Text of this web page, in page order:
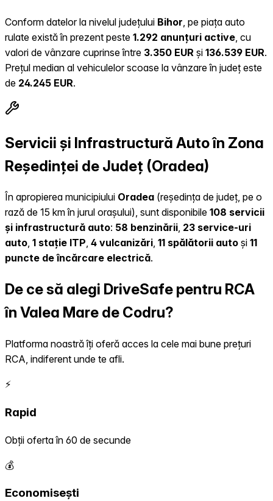
Conform datelor la nivelul județului Bihor , pe piața auto
rulate există în prezent peste 1.292 anunțuri active , cu
valori de vânzare cuprinse între 3.350 EUR și 136.539 EUR.
Prețul median al vehiculelor scoase la vânzare în județ este
de 24.245 EUR.
Servicii și Infrastructură Auto în Zona
Reședinței de Județ (Oradea)
În apropierea municipiului Oradea (reședința de județ, pe o
rază de 15 km în jurul orașului), sunt disponibile 108 servicii
și infrastructură auto: 58 benzinării, 23 service-uri
auto, 1 stație ITP, 4 vulcanizări, 11 spălătorii auto și 11
puncte de încărcare electrică.
De ce să alegi DriveSafe pentru RCA
în Valea Mare de Codru?
Platforma noastră îți oferă acces la cele mai bune prețuri
RCA, indiferent unde te afli.
⚡
Rapid
Obții oferta în 60 de secunde
💰
Economisești